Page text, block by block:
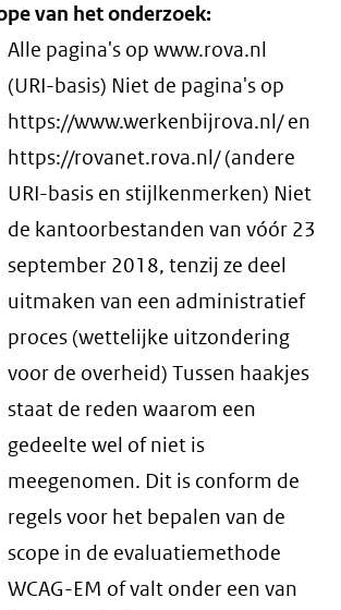
van het onderzoek:
Alle pagina's op www.rova.nl
(URI-basis) Niet de pagina's op
https://www.werkenbijrova.nl/ en
https://rovanet.rova.nl/ (andere
URI-basis en stijlkenmerken) Niet
de kantoorbestanden van vóór 23
september 2018, tenzij ze deel
uitmaken van een administratief
proces (wettelijke uitzondering
voor de overheid) Tussen haakjes
staat de reden waarom een
gedeelte wel of niet is
meegenomen. Dit is conform de
regels voor het bepalen van de
scope in de evaluatiemethode
WCAG-EM of valt onder een van